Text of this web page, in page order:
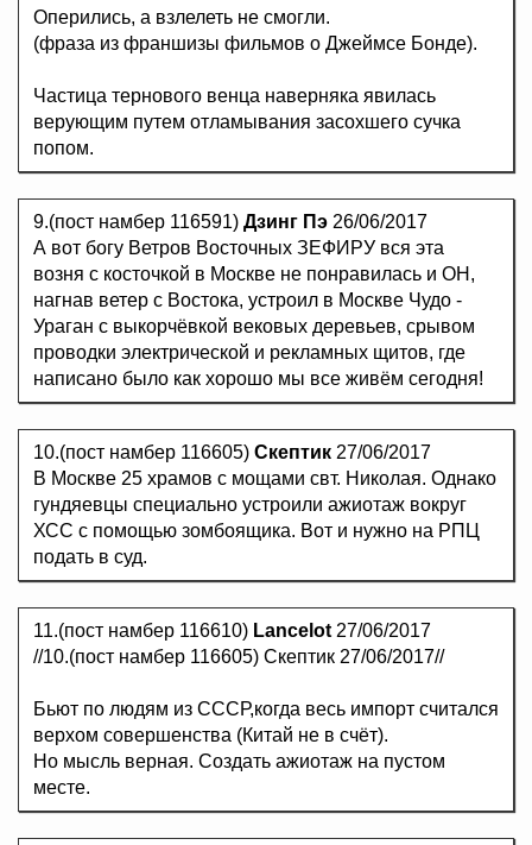
Оперились, а взлелеть не смогли.
(фраза из франшизы фильмов о Джеймсе Бонде).
Частица тернового венца наверняка явилась
верующим путем отламывания засохшего сучка
попом.
9.(пост намбер 116591) Дзинг Пэ 26/06/2017
А вот богу Ветров Восточных ЗЕФИРУ вся эта
возня с косточкой в Москве не понравилась и ОН,
нагнав ветер с Востока, устроил в Москве Чудо -
Ураган с выкорчёвкой вековых деревьев, срывом
проводки электрической и рекламных щитов, где
написано было как хорошо мы все живём сегодня!
10.(пост намбер 116605) Скептик 27/06/2017
В Москве 25 храмов с мощами свт. Николая. Однако
гундяевцы специально устроили ажиотаж вокруг
ХСС с помощью зомбоящика. Вот и нужно на РПЦ
подать в суд.
11.(пост намбер 116610) Lancelot 27/06/2017
//10.(пост намбер 116605) Скептик 27/06/2017//
Бьют по людям из СССР,когда весь импорт считался
верхом совершенства (Китай не в счёт).
Но мысль верная. Создать ажиотаж на пустом
месте.